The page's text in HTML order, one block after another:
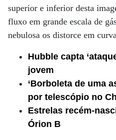
superior e inferior desta
fluxo em grande escala de
nebulosa os distorce em
Hubble capta
jovem
‘Borboleta de uma
por telescópio no
Estrelas recém-
Órion B